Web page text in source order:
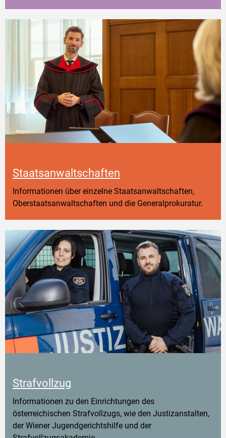
Staatsanwaltschaften
Informationen über einzelne Staatsanwaltschaften,
Oberstaatsanwaltschaften und die Generalprokuratur.
Strafvollzug
Informationen zu den Einrichtungen des
österreichischen Strafvollzugs, wie den Justizanstalten,
der Wiener Jugendgerichtshilfe und der